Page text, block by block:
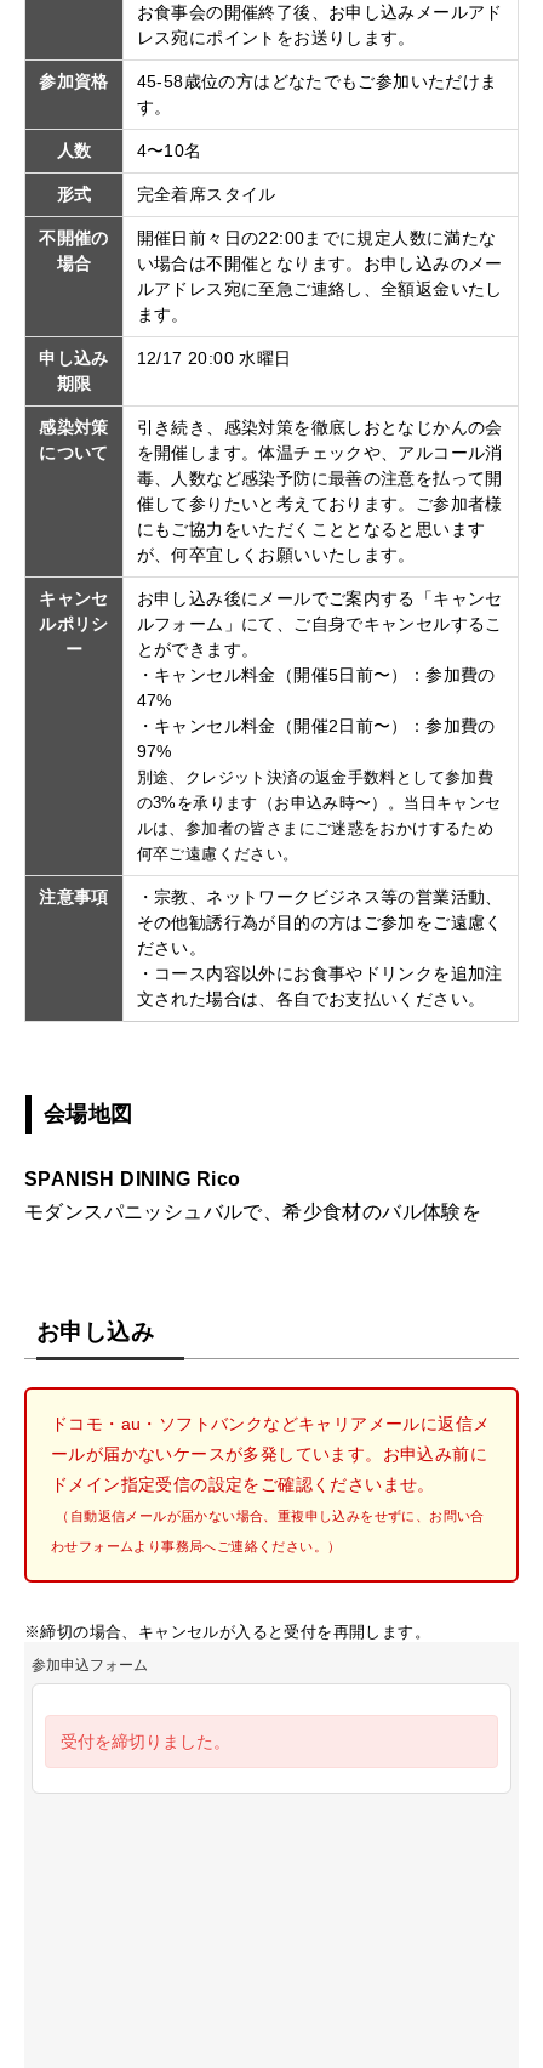
お食事会の開催終了後、お申し込みメールアド
レス宛にポイントをお送りします。
参加資格
45-58歳位の方はどなたでもご参加いただけま
す。
人数 4〜10名
形式 完全着席スタイル
不開催の
場合
開催日前々日の22:00までに規定人数に満たな
い場合は不開催となります。お申し込みのメー
ルアドレス宛に至急ご連絡し、全額返金いたし
ます。
申し込み
期限
12/17 20:00 水曜日
感染対策
について
引き続き、感染対策を徹底しおとなじかんの会
を開催します。体温チェックや、アルコール消
毒、人数など感染予防に最善の注意を払って開
催して参りたいと考えております。ご参加者様
にもご協力をいただくこととなると思います
が、何卒宜しくお願いいたします。
キャンセ
ルポリシ
ー
お申し込み後にメールでご案内する「キャンセ
ルフォーム」にて、ご自身でキャンセルするこ
とができます。
・キャンセル料金（開催5日前〜）：参加費の
47%
・キャンセル料金（開催2日前〜）：参加費の
97%
別途、クレジット決済の返金手数料として参加費
の3%を承ります（お申込み時〜）。当日キャンセ
ルは、参加者の皆さまにご迷惑をおかけするため
何卒ご遠慮ください。
注意事項
・宗教、ネットワークビジネス等の営業活動、
その他勧誘行為が目的の方はご参加をご遠慮く
ださい。
・コース内容以外にお食事やドリンクを追加注
文された場合は、各自でお支払いください。
会場地図
SPANISH DINING Rico
モダンスパニッシュバルで、希少食材のバル体験を
お申し込み
ドコモ・au・ソフトバンクなどキャリアメールに返信メ
ールが届かないケースが多発しています。お申込み前に
ドメイン指定受信の設定をご確認くださいませ。
（自動返信メールが届かない場合、重複申し込みをせずに、お問い合
わせフォームより事務局へご連絡ください。）
※締切の場合、キャンセルが入ると受付を再開します。